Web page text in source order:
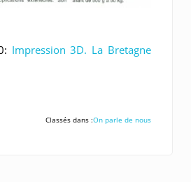
Impression 3D. La Bretagne
Classés dans :On parle de nous